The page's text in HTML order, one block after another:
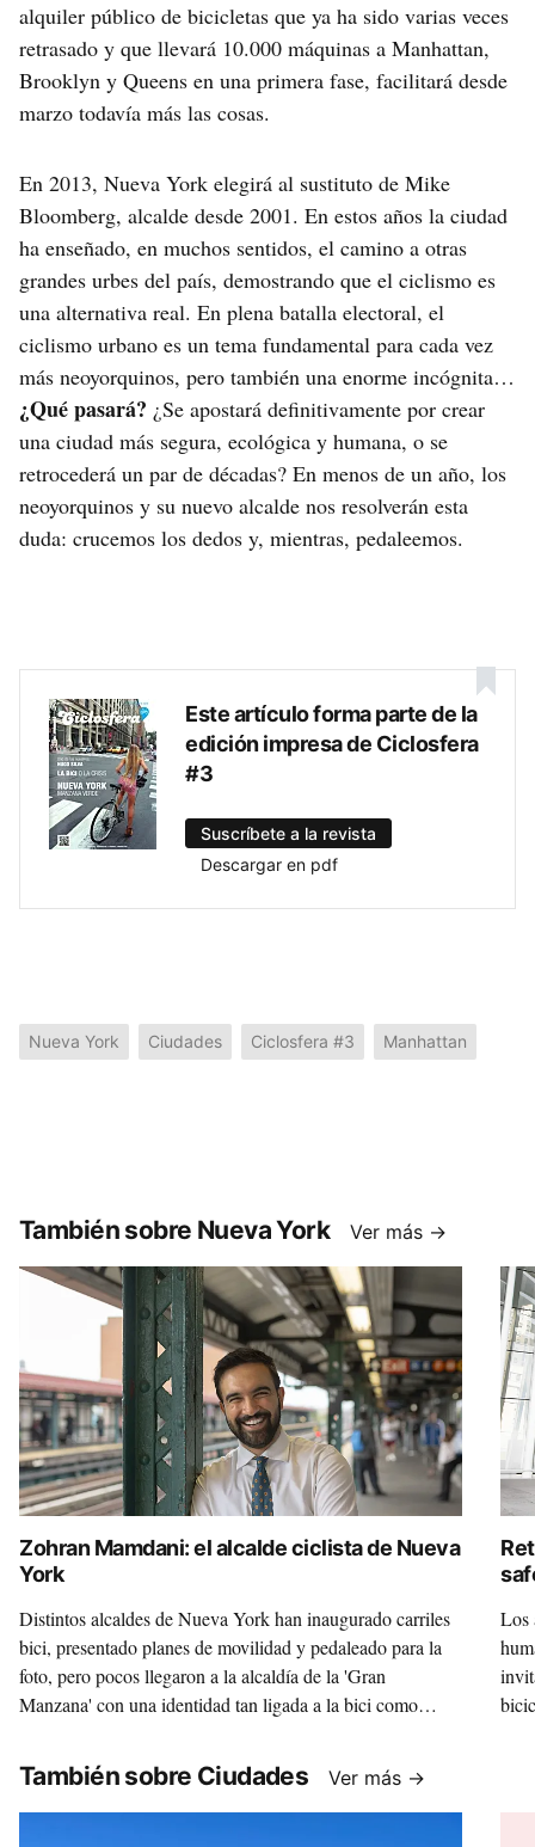
alquiler público de bicicletas que ya ha sido varias veces
retrasado y que llevará 10.000 máquinas a Manhattan,
Brooklyn y Queens en una primera fase, facilitará desde
marzo todavía más las cosas.
En 2013, Nueva York elegirá al sustituto de Mike
Bloomberg, alcalde desde 2001. En estos años la ciudad
ha enseñado, en muchos sentidos, el camino a otras
grandes urbes del país, demostrando que el ciclismo es
una alternativa real. En plena batalla electoral, el
ciclismo urbano es un tema fundamental para cada vez
más neoyorquinos, pero también una enorme incógnita…
¿Qué pasará? ¿Se apostará definitivamente por crear
una ciudad más segura, ecológica y humana, o se
retrocederá un par de décadas? En menos de un año, los
neoyorquinos y su nuevo alcalde nos resolverán esta
duda: crucemos los dedos y, mientras, pedaleemos.
Este artículo forma parte de la
edición impresa de Ciclosfera
#3
Suscríbete a la revista
Descargar en pdf
Nueva York Ciudades Ciclosfera #3 Manhattan
También sobre Nueva York Ver más →
Zohran Mamdani: el alcalde ciclista de Nueva
York
Distintos alcaldes de Nueva York han inaugurado carriles
bici, presentado planes de movilidad y pedaleado para la
foto, pero pocos llegaron a la alcaldía de la 'Gran
Manzana' con una identidad tan ligada a la bici como
¿estamos ante el primer “alcalde ciclista” real de la ciudad
o solo ante una etiqueta simpática? Lo analizamos a través
de cinco claves que enlazan pasado, presente y futuro.
Los
También sobre Ciudades Ver más →